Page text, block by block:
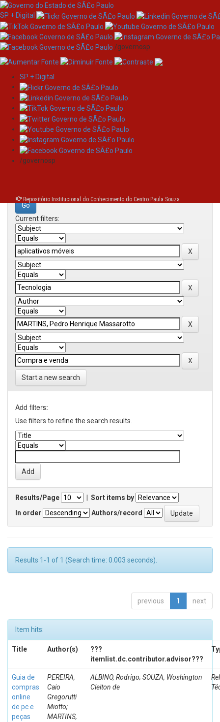
Skip
navigation
SP + Digital
/governosp
SP + Digital
/governosp
Repositório Institucional do Conhecimento do Centro Paula Souza
Search
Search:
Current filters:
Start a new search
Add filters:
Use filters to refine the search results.
Results/Page
Sort items by
In order
Authors/record
Results 1-1 of 1 (Search time: 0.003 seconds).
previous 1 next
Item hits:
Title Author(s)
???
itemlist.dc.contributor.advisor???
Guia de
compras
online
de pc e
peças
PEREIRA,
Caio
Gregorutti
Miotto;
MARTINS,
ALBINO, Rodrigo; SOUZA, Woshington
Cleiton de